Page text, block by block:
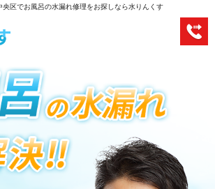
央区でお風呂の水漏れ修理をお探しなら水りんくす